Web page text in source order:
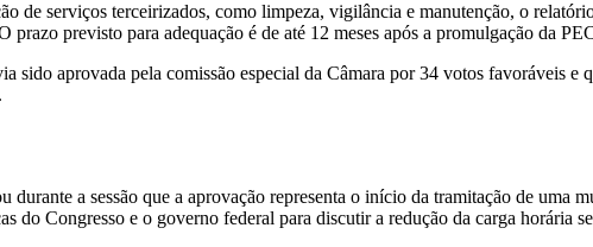
de serviços terceirizados, como limpeza, vigilância e manutenção, o
prazo previsto para adequação é de até 12 meses após a promulgação da
sido aprovada pela comissão especial da Câmara por 34 votos favoráveis
a sessão que a aprovação representa o início da tramitação de uma
do Congresso e o governo federal para discutir a redução da carga horária